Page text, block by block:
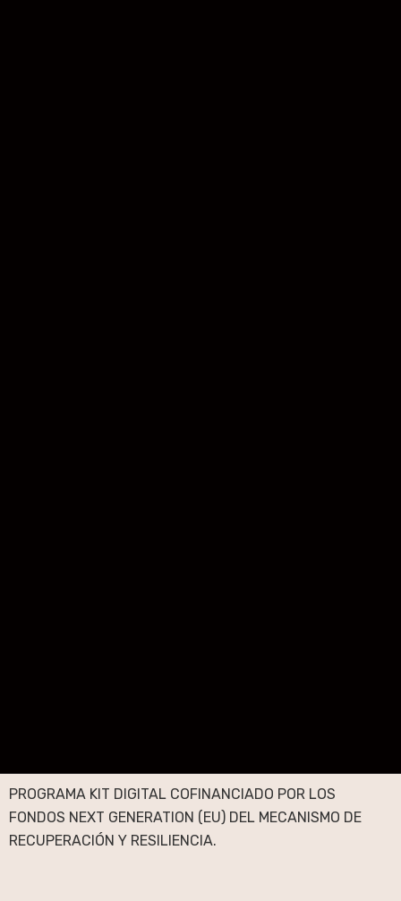
PROGRAMA KIT DIGITAL COFINANCIADO POR LOS
FONDOS NEXT GENERATION (EU) DEL MECANISMO DE
RECUPERACIÓN Y RESILIENCIA.